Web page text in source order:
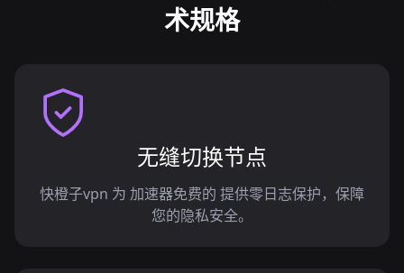
术规格
无缝切换节点
快橙子vpn 为 加速器免费的 提供零日志保护，保障
您的隐私安全。